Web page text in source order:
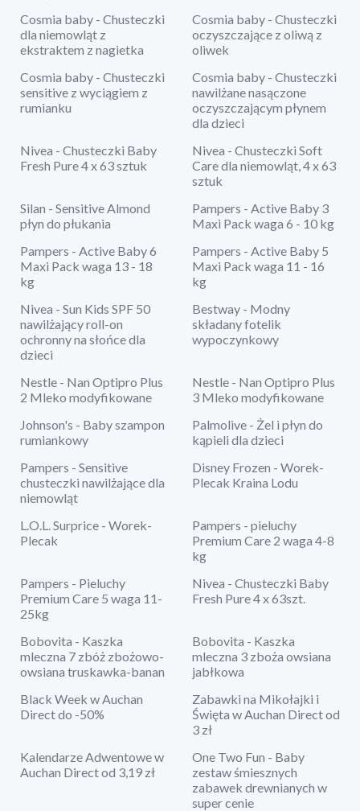
Cosmia baby - Chusteczki
dla niemowląt z
ekstraktem z nagietka
Cosmia baby - Chusteczki
oczyszczające z oliwą z
oliwek
Cosmia baby - Chusteczki
sensitive z wyciągiem z
rumianku
Cosmia baby - Chusteczki
nawilżane nasączone
oczyszczającym płynem
dla dzieci
Nivea - Chusteczki Baby
Fresh Pure 4 x 63 sztuk
Nivea - Chusteczki Soft
Care dla niemowląt, 4 x 63
sztuk
Silan - Sensitive Almond
płyn do płukania
Pampers - Active Baby 3
Maxi Pack waga 6 - 10 kg
Pampers - Active Baby 6
Maxi Pack waga 13 - 18
kg
Pampers - Active Baby 5
Maxi Pack waga 11 - 16
kg
Nivea - Sun Kids SPF 50
nawilżający roll-on
ochronny na słońce dla
dzieci
Bestway - Modny
składany fotelik
wypoczynkowy
Nestle - Nan Optipro Plus
2 Mleko modyfikowane
Nestle - Nan Optipro Plus
3 Mleko modyfikowane
Johnson's - Baby szampon
rumiankowy
Palmolive - Żel i płyn do
kąpieli dla dzieci
Pampers - Sensitive
chusteczki nawilżające dla
niemowląt
Disney Frozen - Worek-
Plecak Kraina Lodu
L.O.L. Surprice - Worek-
Plecak
Pampers - pieluchy
Premium Care 2 waga 4-8
kg
Pampers - Pieluchy
Premium Care 5 waga 11-
25kg
Nivea - Chusteczki Baby
Fresh Pure 4 x 63szt.
Bobovita - Kaszka
mleczna 7 zbóż zbożowo-
owsiana truskawka-banan
Bobovita - Kaszka
mleczna 3 zboża owsiana
jabłkowa
Black Week w Auchan
Direct do -50%
Zabawki na Mikołajki i
Święta w Auchan Direct od
3 zł
Kalendarze Adwentowe w
Auchan Direct od 3,19 zł
One Two Fun - Baby
zestaw śmiesznych
zabawek drewnianych w
super cenie